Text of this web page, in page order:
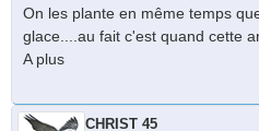
On les plante en même temps
glace....au fait c'est quand cette
A plus
CHRIST 45